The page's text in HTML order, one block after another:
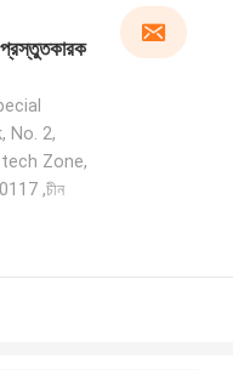
No. 2,
Zone,
,চীন